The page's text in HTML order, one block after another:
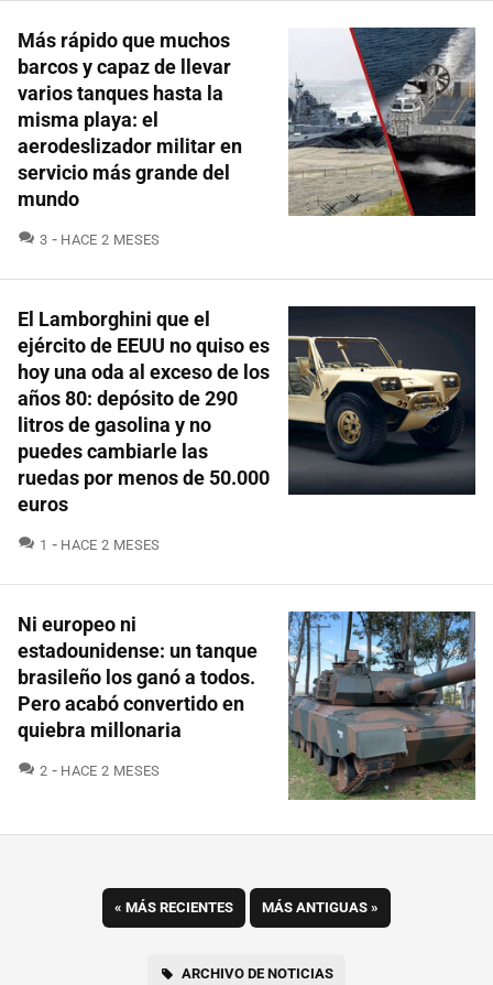
Más rápido que muchos
barcos y capaz de llevar
varios tanques hasta la
misma playa: el
aerodeslizador militar en
servicio más grande del
mundo
3 COMENTARIOS
HACE 2 MESES
El Lamborghini que el
ejército de EEUU no quiso es
hoy una oda al exceso de los
años 80: depósito de 290
litros de gasolina y no
puedes cambiarle las
ruedas por menos de 50.000
euros
1 COMENTARIOS
HACE 2 MESES
Ni europeo ni
estadounidense: un tanque
brasileño los ganó a todos.
Pero acabó convertido en
quiebra millonaria
2 COMENTARIOS
HACE 2 MESES
« MÁS RECIENTES MÁS ANTIGUAS »
ARCHIVO DE NOTICIAS